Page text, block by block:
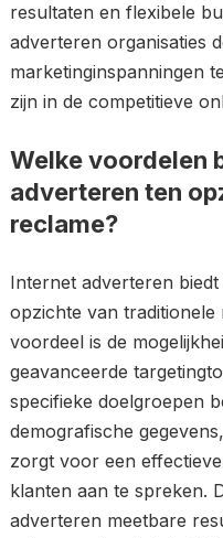
resultaten en flexibele
adverteren organisaties
marketinginspanningen
zijn in de competitieve
Welke voordelen
adverteren ten
reclame?
Internet adverteren
opzichte van traditionele
voordeel is de
geavanceerde
specifieke doelgroepen
demografische
zorgt voor een
klanten aan te spreken.
adverteren meetbare